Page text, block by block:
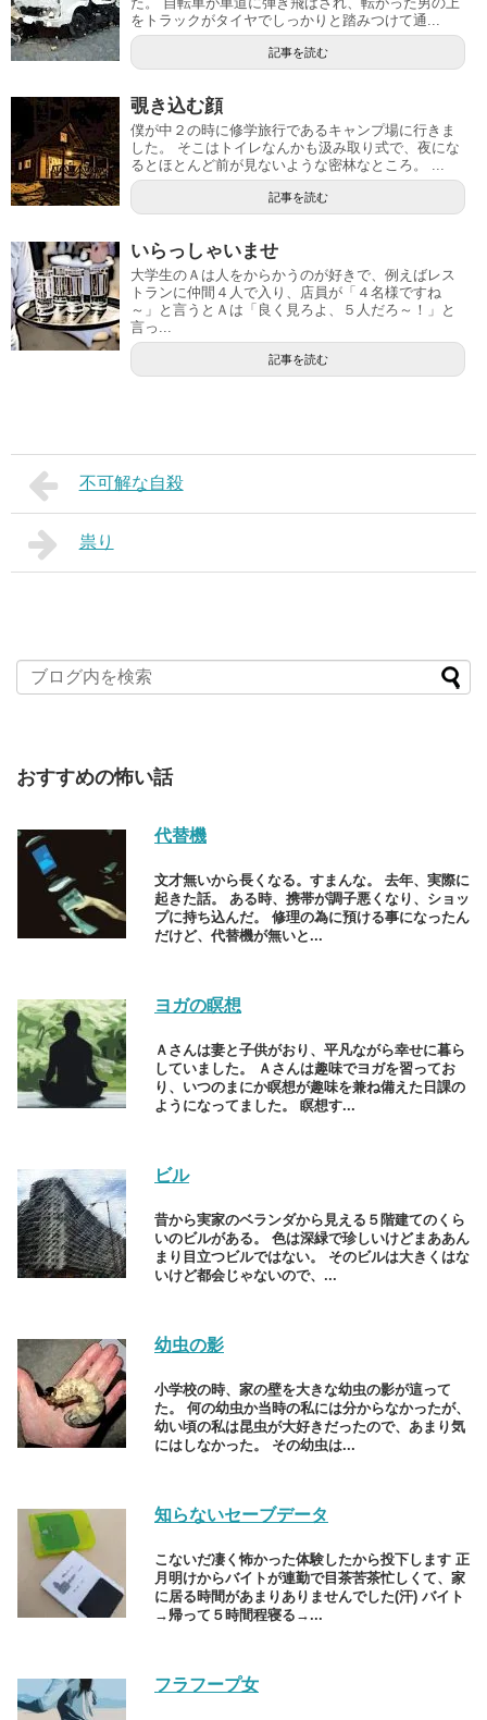
をトラックがタイヤでしっかりと踏みつけて通...
記事を読む
覗き込む顔
僕が中２の時に修学旅行であるキャンプ場に行きま
した。 そこはトイレなんかも汲み取り式で、夜にな
るとほとんど前が見ないような密林なところ。 ...
記事を読む
いらっしゃいませ
大学生のＡは人をからかうのが好きで、例えばレス
トランに仲間４人で入り、店員が「４名様ですね
～」と言うとＡは「良く見ろよ、５人だろ～！」と
言っ...
記事を読む
不可解な自殺
祟り
おすすめの怖い話
代替機
文才無いから長くなる。すまんな。 去年、実際に
起きた話。 ある時、携帯が調子悪くなり、ショッ
プに持ち込んだ。 修理の為に預ける事になったん
だけど、代替機が無いと...
ヨガの瞑想
Ａさんは妻と子供がおり、平凡ながら幸せに暮ら
していました。 Ａさんは趣味でヨガを習ってお
り、いつのまにか瞑想が趣味を兼ね備えた日課の
ようになってました。 瞑想す...
ビル
昔から実家のベランダから見える５階建てのくら
いのビルがある。 色は深緑で珍しいけどまああん
まり目立つビルではない。 そのビルは大きくはな
いけど都会じゃないので、...
幼虫の影
小学校の時、家の壁を大きな幼虫の影が這って
た。 何の幼虫か当時の私には分からなかったが、
幼い頃の私は昆虫が大好きだったので、あまり気
にはしなかった。 その幼虫は...
知らないセーブデータ
こないだ凄く怖かった体験したから投下します 正
月明けからバイトが連勤で目茶苦茶忙しくて、家
に居る時間があまりありませんでした(汗) バイト
→帰って５時間程寝る→...
フラフープ女